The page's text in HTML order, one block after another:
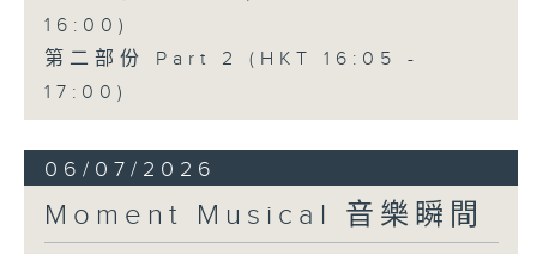
16:00)
第二部份 Part 2 (HKT 16:05 -
17:00)
06/07/2026
Moment Musical 音樂瞬間